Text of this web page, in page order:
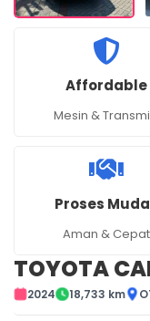
Affordable
Mesin &
Proses
Aman & Cepat
TOYOTA
2024 18,733 km